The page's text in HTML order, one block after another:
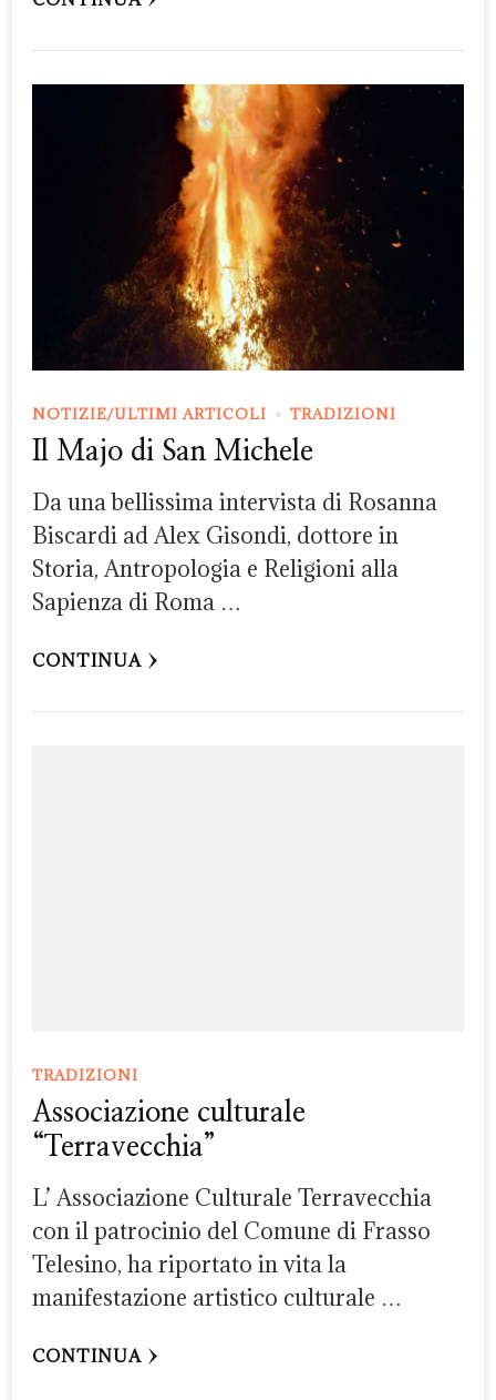
NOTIZIE/ULTIMI ARTICOLI TRADIZIONI
Il Majo di San Michele
Da una bellissima intervista di Rosanna
Biscardi ad Alex Gisondi, dottore in
Storia, Antropologia e Religioni alla
Sapienza di Roma …
CONTINUA
TRADIZIONI
Associazione culturale
“Terravecchia”
L’ Associazione Culturale Terravecchia
con il patrocinio del Comune di Frasso
Telesino, ha riportato in vita la
manifestazione artistico culturale …
CONTINUA